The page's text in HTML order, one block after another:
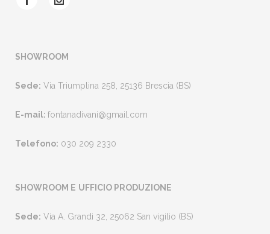
SHOWROOM
Sede: Via Triumplina 258, 25136 Brescia (BS)
E-mail: fontanadivani@gmail.com
Telefono: 030 209 2330
SHOWROOM E UFFICIO PRODUZIONE
Sede: Via A. Grandi 32, 25062 San vigilio (BS)